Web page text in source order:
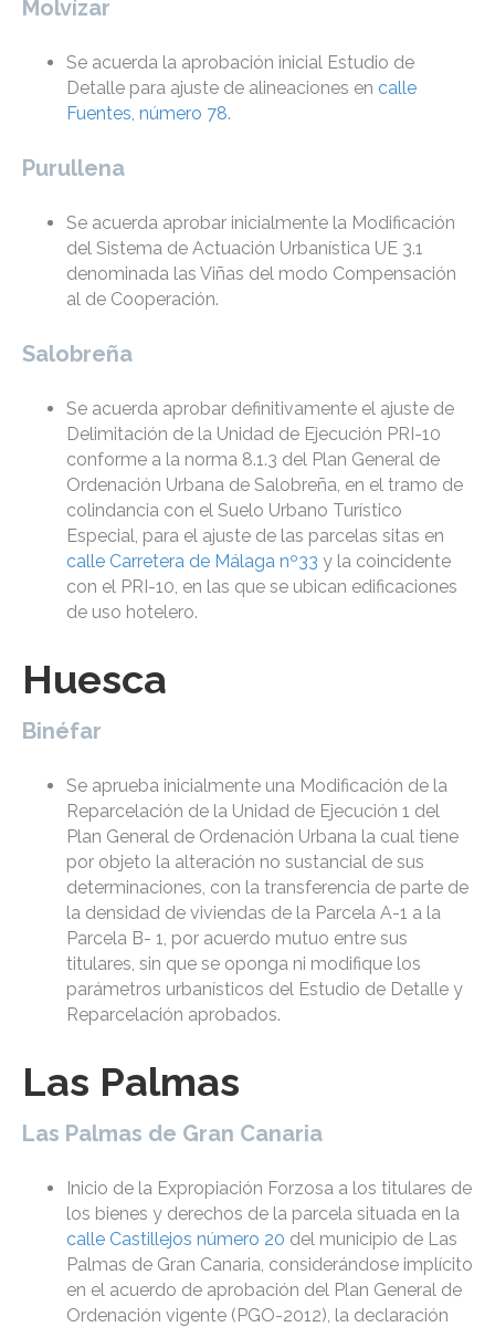
Molvízar
Se acuerda la aprobación inicial Estudio de
Detalle para ajuste de alineaciones en calle
Fuentes, número 78.
Purullena
Se acuerda aprobar inicialmente la Modificación
del Sistema de Actuación Urbanística UE 3.1
denominada las Viñas del modo Compensación
al de Cooperación.
Salobreña
Se acuerda aprobar definitivamente el ajuste de
Delimitación de la Unidad de Ejecución PRI-10
conforme a la norma 8.1.3 del Plan General de
Ordenación Urbana de Salobreña, en el tramo de
colindancia con el Suelo Urbano Turístico
Especial, para el ajuste de las parcelas sitas en
calle Carretera de Málaga nº33 y la coincidente
con el PRI-10, en las que se ubican edificaciones
de uso hotelero.
Huesca
Binéfar
Se aprueba inicialmente una Modificación de la
Reparcelación de la Unidad de Ejecución 1 del
Plan General de Ordenación Urbana la cual tiene
por objeto la alteración no sustancial de sus
determinaciones, con la transferencia de parte de
la densidad de viviendas de la Parcela A-1 a la
Parcela B- 1, por acuerdo mutuo entre sus
titulares, sin que se oponga ni modifique los
parámetros urbanísticos del Estudio de Detalle y
Reparcelación aprobados.
Las Palmas
Las Palmas de Gran Canaria
Inicio de la Expropiación Forzosa a los titulares de
los bienes y derechos de la parcela situada en la
calle Castillejos número 20 del municipio de Las
Palmas de Gran Canaria, considerándose implícito
en el acuerdo de aprobación del Plan General de
Ordenación vigente (PGO-2012), la declaración